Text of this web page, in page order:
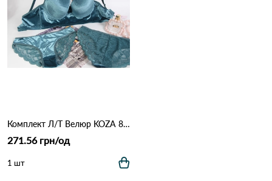
Комплект Л/Т Велюр KOZA 80218 Бірюзовий
271.56 грн/од
1 шт